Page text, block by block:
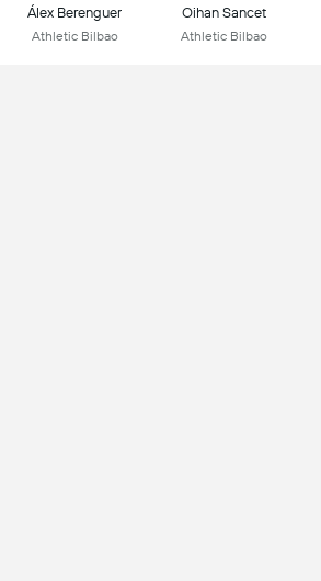
Álex Berenguer
Athletic Bilbao
Oihan Sancet
Athletic Bilbao